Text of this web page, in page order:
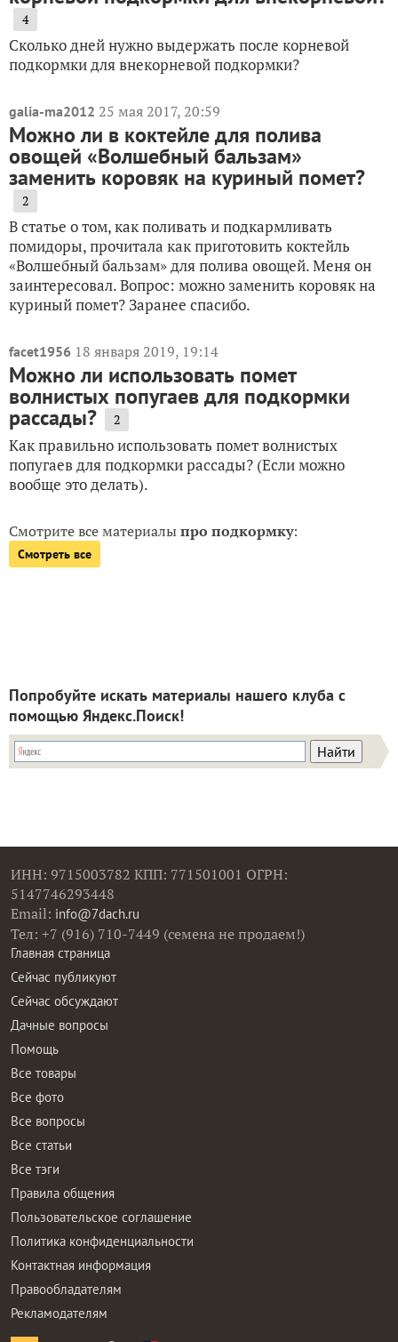
4
Сколько дней нужно выдержать после корневой
подкормки для внекорневой подкормки?
galia-ma2012 25 мая 2017, 20:59
Можно ли в коктейле для полива
овощей «Волшебный бальзам»
заменить коровяк на куриный помет?
2
В статье о том, как поливать и подкармливать
помидоры, прочитала как приготовить коктейль
«Волшебный бальзам» для полива овощей. Меня он
заинтересовал. Вопрос: можно заменить коровяк на
куриный помет? Заранее спасибо.
facet1956 18 января 2019, 19:14
Можно ли использовать помет
волнистых попугаев для подкормки
рассады? 2
Как правильно использовать помет волнистых
попугаев для подкормки рассады? (Если можно
вообще это делать).
Смотрите все материалыпро подкормку:
Смотреть все
Попробуйте искать материалы нашего клуба с
помощью Яндекс.Поиск!
ИНН: 9715003782 КПП: 771501001 ОГРН:
5147746293448
Email: info@7dach.ru
Тел: +7 (916) 710-7449 (семена не продаем!)
Главная страница
Сейчас публикуют
Сейчас обсуждают
Дачные вопросы
Помощь
Все товары
Все фото
Все вопросы
Все статьи
Все тэги
Правила общения
Пользовательское соглашение
Политика конфиденциальности
Контактная информация
Правообладателям
Рекламодателям